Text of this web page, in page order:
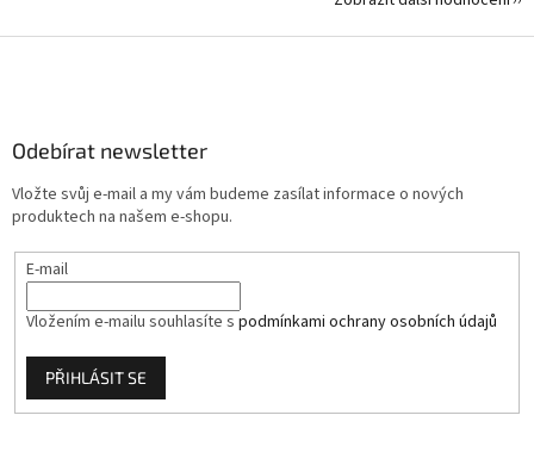
Odebírat newsletter
Vložte svůj e-mail a my vám budeme zasílat informace o nových
produktech na našem e-shopu.
E-mail
Vložením e-mailu souhlasíte s podmínkami ochrany osobních údajů
PŘIHLÁSIT SE